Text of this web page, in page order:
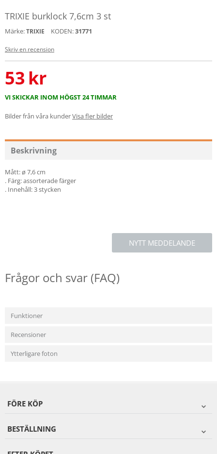
TRIXIE burklock 7,6cm 3 st
Märke:TRIXIE KODEN:31771
Skriv en recension
53kr
VI SKICKAR INOM HÖGST 24 TIMMAR
Bilder från våra kunderVisa fler bilder
Beskrivning
Mått: ø 7,6 cm
. Färg: assorterade färger
. Innehåll: 3 stycken
NYTT MEDDELANDE
Frågor och svar (FAQ)
Funktioner
Recensioner
Ytterligare foton
FÖRE KÖP
BESTÄLLNING